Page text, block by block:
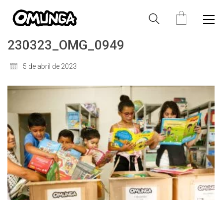
230323_OMG_0949
5 de abril de 2023